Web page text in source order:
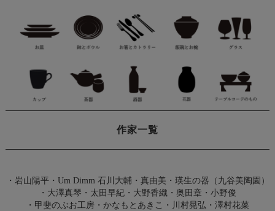
作家一覧
・ 岩山陽平・ Um Dimm 石川大輔・真由美 ・ 瑛生の器（九谷美陶園）
・ 大澤真琴 ・ 太田早紀 ・ 大野香織 ・ 奥田章 ・ 小野俊
・ 甲斐のぶお工房 ・ かなもとあきこ ・ 川村晃弘 ・ 澤村花菜